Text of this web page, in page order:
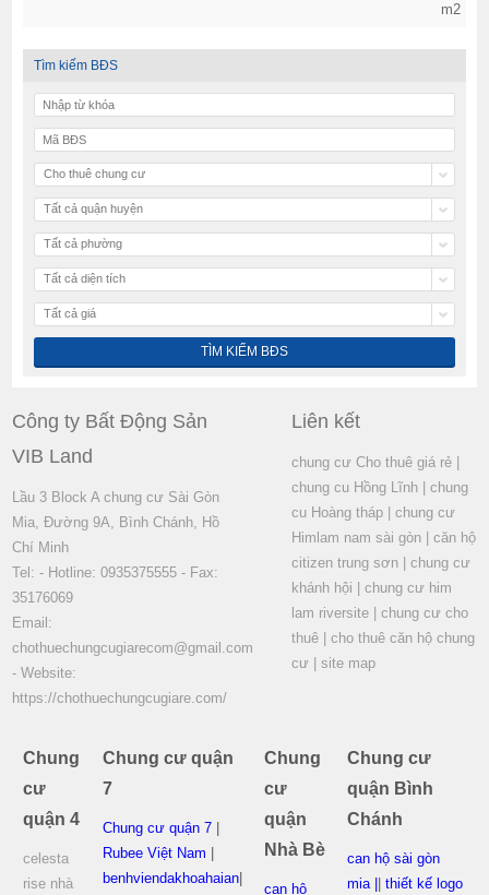
m2
Tìm kiếm BĐS
Cho thuê chung cư
Tất cả quận huyện
Tất cả phường
Tất cả diện tích
Tất cả giá
Công ty Bất Động Sản
VIB Land
Lầu 3 Block A chung cư Sài Gòn
Mia, Đường 9A, Bình Chánh, Hồ
Chí Minh
Tel: - Hotline: 0935375555 - Fax:
35176069
Email:
chothuechungcugiarecom@gmail.com
- Website:
https://chothuechungcugiare.com/
Liên kết
chung cư Cho thuê giá rẻ|
chung cu Hồng Lĩnh| chung
cu Hoàng tháp| chung cư
Himlam nam sài gòn| căn hộ
citizen trung sơn| chung cư
khánh hội
chung cư him
lam riversite| chung cư cho
thuê| cho thuê căn hộ chung
cư| site map
Chung
cư
quận 4
celesta
rise nhà
Chung cư quận
7
Chung cư quận 7
Rubee Việt Nam
benhviendakhoahaian
Chung
cư
quận
Nhà Bè
can hộ
Chung cư
quận Bình
Chánh
can hộ sài gòn
mia |
|thiết kế logo